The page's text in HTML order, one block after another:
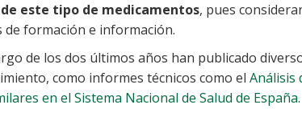
este tipo de medicamentos, pues
de formación e información.
de los dos últimos años han publicado
como informes técnicos como el Análisis
en el Sistema Nacional de Salud de España.